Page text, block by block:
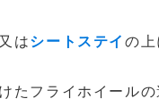
はシートステイの上
たフライホイール